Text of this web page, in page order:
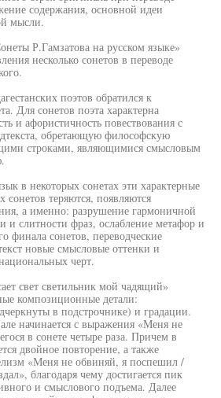
содержания, основной идеи
мысли.
Р.Гамзатова на русском языке»
несколько сонетов в переводе
поэтов обратился к
Для сонетов поэта характерна
и афористичность повествования с
обретающую философскую
строками, являющимися смысловым
в некоторых сонетах эти характерные
сонетов теряются, появляются
а именно: разрушение гармоничной
и слитности фраз, ослабление метафор и
финала сонетов, переводческие
новые смысловые оттенки и
черт.
свет светильник мой чадящий»
композиционные детали:
в подстрочнике) и градации.
начинается с выражения «Меня не
в сонете четыре раза. Причем в
двойное повторение, а также
«Меня не обвиняй, я поспешил /
благодаря чему достигается пик
и смыслового подъема. Далее